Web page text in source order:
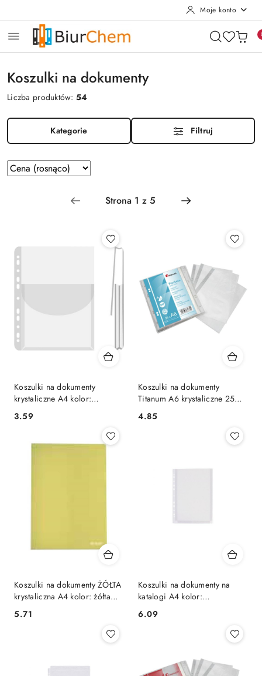
Moje konto
Koszulki na dokumenty
Liczba produktów:54
Kategorie Filtruj
Zastosowano
sortowanie:
Sortuj
według
Koszulki na dokumenty
krystaliczne A4 kolor:
przezroczysty górna klapka
170 mic. Donau (1775001PL-
Cena:
3.59
Koszulki na dokumenty
Titanum A6 krystaliczne 25
szt. typ U 40um
Cena:
4.85
Koszulki na dokumenty ŻÓŁTA
krystaliczna A4 kolor: żółta
Cena:
5.71
Koszulki na dokumenty na
katalogi A4 kolor:
Biurfol (of-40)
Cena:
6.09